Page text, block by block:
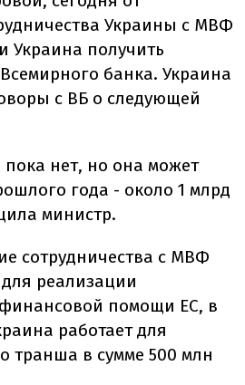
Украины с МВФ
Украина получить
банка. Украина
с ВБ о следующей
нет, но она может
года - около 1 млрд
министр.
сотрудничества с МВФ
реализации
помощи ЕС, в
работает для
транша в сумме 500 млн